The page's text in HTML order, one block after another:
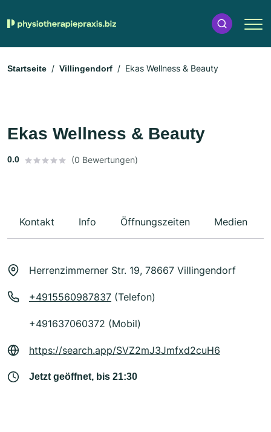
Startseite Villingendorf Ekas Wellness & Beauty
Ekas Wellness & Beauty
0.0 (0 Bewertungen)
Kontakt Info Öffnungszeiten Medien
Herrenzimmerner Str. 19, 78667 Villingendorf
+4915560987837 (Telefon)
+491637060372 (Mobil)
https://search.app/SVZ2mJ3Jmfxd2cuH6
Jetzt geöffnet, bis 21:30